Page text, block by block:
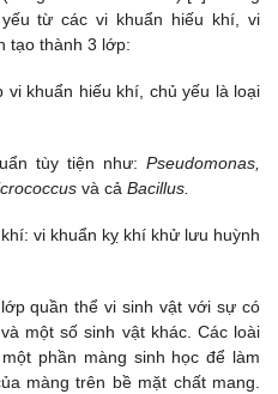
từ các vi khuẩn hiếu khí, vi
tạo thành 3 lớp:
khuẩn hiếu khí, chủ yếu là loại
tùy tiện như: Pseudomonas,
và cả Bacillus.
vi khuẩn kỵ khí khử lưu huỳnh
quần thể vi sinh vật với sự có
một số sinh vật khác. Các loài
phần màng sinh học để làm
màng trên bề mặt chất mang.